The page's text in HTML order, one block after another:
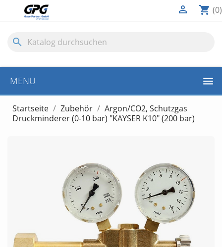
shopping_cart (0)

search
MENU
Startseite Zubehör
Argon/CO2, Schutzgas
Druckminderer (0-10 bar) "KAYSER K10" (200 bar)